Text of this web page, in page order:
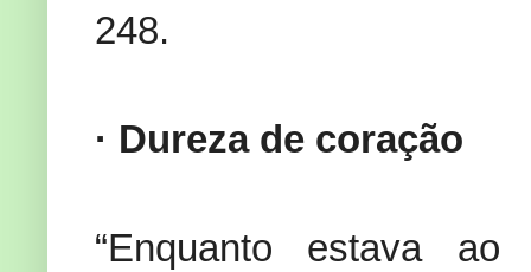
248.
· Dureza de coração
“Enquanto estava